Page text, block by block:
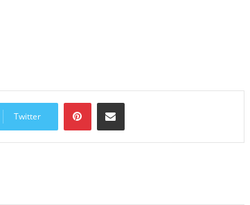
Twitter
PinterestShare via Email